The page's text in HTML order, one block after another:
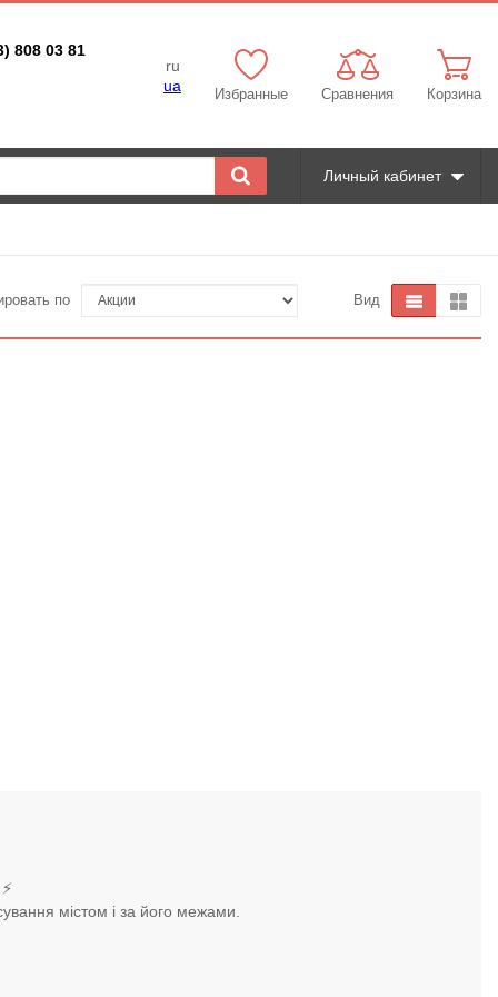
808 03 81
ru
ua
Избранные Сравнения Корзина
Личный кабинет
по Вид
містом і за його межами.